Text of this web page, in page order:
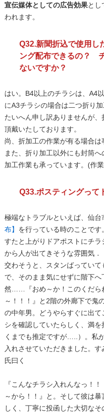
宣伝媒体としての広告効果とし
われます。
Q32.新聞折込で使用し
ング配布できるの？
ないですか？
はい。B4以上のチラシは、A4
にA3チラシの場合は二つ折り
たいへん申し訳ありませんが
頂戴いたしております。
尚、折加工の作業が有る場合は
また、折り加工以外にも封筒
加工作業も承っています。(作
Q33.ポスティングって
極端なトラブルといえば、仙台
布】 を行っている時のことで
すたと上がりドアポストにチ
から人が出てきそうな雰囲気
交わそうと、スタンばってい
で、そのまま気にせずに階下
然……『おめ～か！このくだら
～！！！』と2階の外廊下で鬼
の中年男。どうやらすぐに出
シを確認していたらしく、満
くまでも推定ですが…..）。私
入れさせていただきました。
氏曰く
『こんなチラシ入れんなっ！
～から！！』と。そして彼は
しく、丁寧に投函した大切な